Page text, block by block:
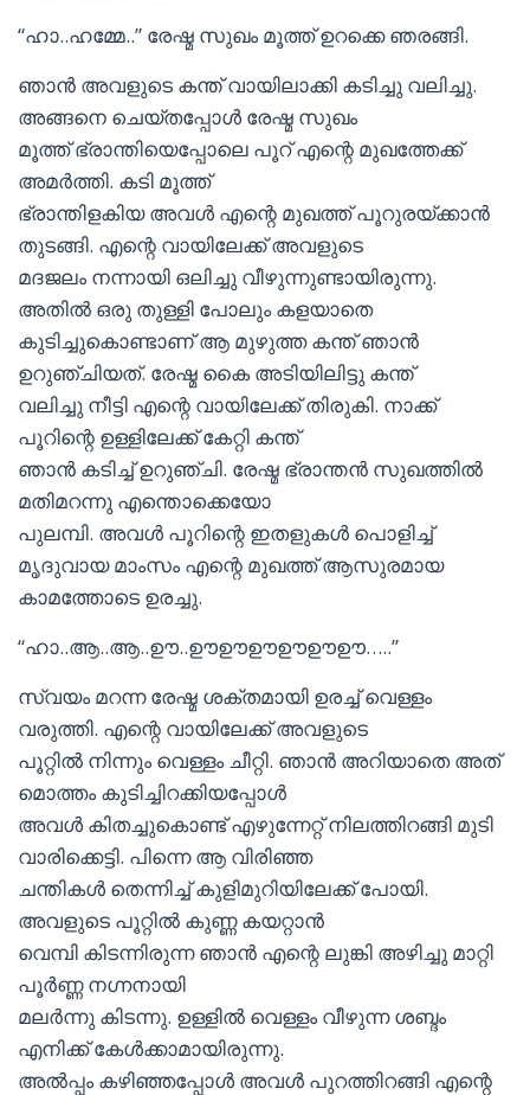
“ഹാ..ഹമ്മേ..” രേഷ്മ സുഖം മൂത്ത് ഉറക്കെ ഞരങ്ങി.
ഞാന്‍ അവളുടെ കന്ത് വായിലാക്കി കടിച്ചു വലിച്ചു.
അങ്ങനെ ചെയ്തപ്പോള്‍ രേഷ്മ സുഖം
മൂത്ത് ഭ്രാന്തിയെപ്പോലെ പൂറ് എന്റെ മുഖത്തേക്ക്
അമര്‍ത്തി. കടി മൂത്ത്
ഭ്രാന്തിളകിയ അവള്‍ എന്റെ മുഖത്ത് പൂറുരയ്ക്കാന്‍
തുടങ്ങി. എന്റെ വായിലേക്ക് അവളുടെ
മദജലം നന്നായി ഒലിച്ചു വീഴുന്നുണ്ടായിരുന്നു.
അതില്‍ ഒരു തുള്ളി പോലും കളയാതെ
കുടിച്ചുകൊണ്ടാണ്‌ ആ മുഴുത്ത കന്ത് ഞാന്‍
ഉറുഞ്ചിയത്. രേഷ്മ കൈ അടിയിലിട്ടു കന്ത്
വലിച്ചു നീട്ടി എന്റെ വായിലേക്ക് തിരുകി. നാക്ക്
പൂറിന്റെ ഉള്ളിലേക്ക് കേറ്റി കന്ത്
ഞാന്‍ കടിച്ച് ഉറുഞ്ചി. രേഷ്മ ഭ്രാന്തന്‍ സുഖത്തില്‍
മതിമറന്നു എന്തൊക്കെയോ
പുലമ്പി. അവള്‍ പൂറിന്റെ ഇതളുകള്‍ പൊളിച്ച്
മൃദുവായ മാംസം എന്റെ മുഖത്ത് ആസുരമായ
കാമത്തോടെ ഉരച്ചു.
“ഹാ..ആ..ആ..ഊ..ഊഊഊഊഊഊ…..”
സ്വയം മറന്ന രേഷ്മ ശക്തമായി ഉരച്ച് വെള്ളം
വരുത്തി. എന്റെ വായിലേക്ക് അവളുടെ
പൂറ്റില്‍ നിന്നും വെള്ളം ചീറ്റി. ഞാന്‍ അറിയാതെ അത്
മൊത്തം കുടിച്ചിറക്കിയപ്പോള്‍
അവള്‍ കിതച്ചുകൊണ്ട് എഴുന്നേറ്റ് നിലത്തിറങ്ങി മുടി
വാരിക്കെട്ടി. പിന്നെ ആ വിരിഞ്ഞ
ചന്തികള്‍ തെന്നിച്ച് കുളിമുറിയിലേക്ക് പോയി.
അവളുടെ പൂറ്റില്‍ കുണ്ണ കയറ്റാന്‍
വെമ്പി കിടന്നിരുന്ന ഞാന്‍ എന്റെ ലുങ്കി അഴിച്ചു മാറ്റി
പൂര്‍ണ്ണ നഗ്നനായി
മലര്‍ന്നു കിടന്നു. ഉള്ളില്‍ വെള്ളം വീഴുന്ന ശബ്ദം
എനിക്ക് കേള്‍ക്കാമായിരുന്നു.
അല്‍പ്പം കഴിഞ്ഞപ്പോള്‍ അവള്‍ പുറത്തിറങ്ങി എന്റെ